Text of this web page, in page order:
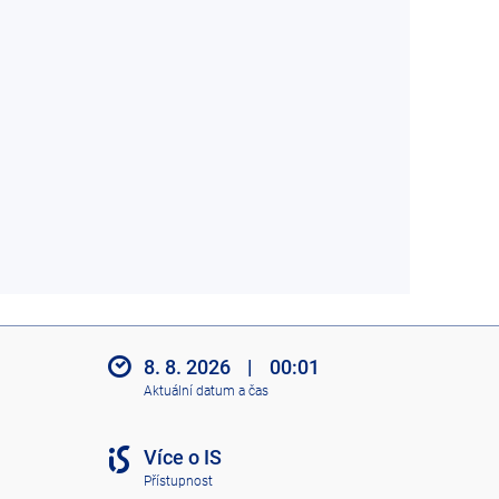
8. 8. 2026 | 00:01
Aktuální datum a čas
Více o IS
Přístupnost